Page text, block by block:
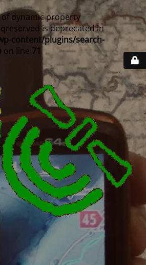
of dynamic property
is deprecated in
content/plugins/search-
on line 71